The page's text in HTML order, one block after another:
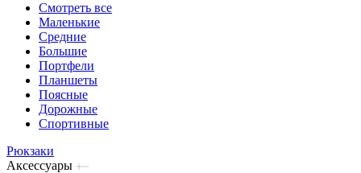
Смотреть все
Маленькие
Средние
Большие
Портфели
Планшеты
Поясные
Дорожные
Спортивные
Рюкзаки
Аксессуары